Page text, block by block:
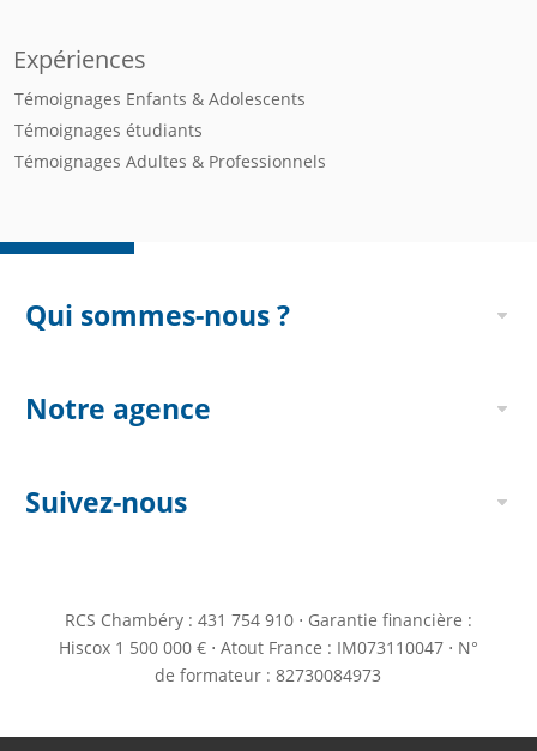
Expériences
Témoignages Enfants & Adolescents
Témoignages étudiants
Témoignages Adultes & Professionnels
Qui sommes-nous ?
Notre agence
Suivez-nous
RCS Chambéry : 431 754 910 ⋅ Garantie financière :
Hiscox 1 500 000 € ⋅ Atout France : IM073110047 ⋅ N°
de formateur : 82730084973